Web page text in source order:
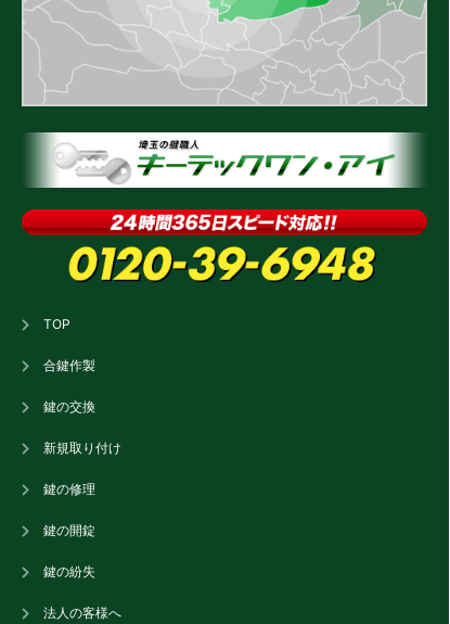
TOP
合鍵作製
鍵の交換
新規取り付け
鍵の修理
鍵の開錠
鍵の紛失
法人の客様へ